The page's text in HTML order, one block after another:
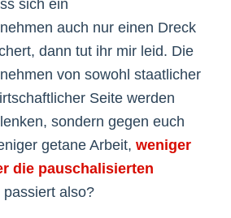
sich ein
auch nur einen Dreck
dann tut ihr mir leid. Die
von sowohl staatlicher
Seite werden
sondern gegen euch
getane Arbeit, weniger
die pauschalisierten
passiert also?